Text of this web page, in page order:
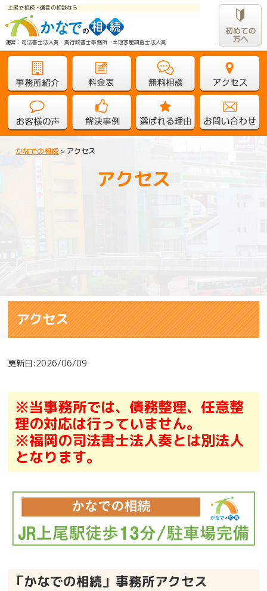
上尾で相続・遺言の相談なら
かなでの相続> アクセス
アクセス
アクセス
更新日:2026/06/09
※当事務所では、債務整理、任意整
理の対応は行っていません。
※福岡の司法書士法人奏とは別法人
となります。
「かなでの相続」事務所アクセス